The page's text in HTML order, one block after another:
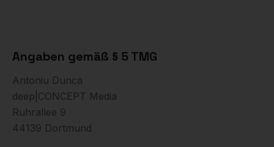
Angaben gemäß § 5 TMG
Antoniu Dunca
deep|CONCEPT Media
Ruhrallee 9
44139 Dortmund